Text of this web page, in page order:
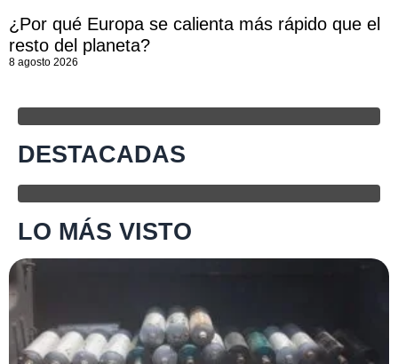
¿Por qué Europa se calienta más rápido que el
resto del planeta?
8 agosto 2026
DESTACADAS
LO MÁS VISTO